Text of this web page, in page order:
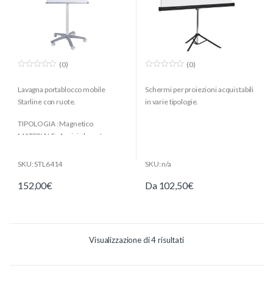
u
o
(0)
Lavagna portablocco mobile
Starline con ruote.
TIPOLOGIA : Magnetico
MATERIALE : Acciaio laccato
DIMENSIONI : 70 x 100 cm e
CONFEZIONE : 1 pz
SKU: STL6414
152,00€
u
o
(0)
Schermi per proiezioni acquistabili
in varie tipologie.
SKU: n/a
Da 102,50€
Visualizzazione di 4 risultati